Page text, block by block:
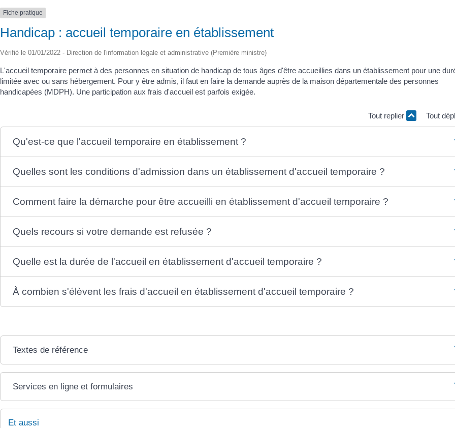
Fiche pratique
Handicap : accueil temporaire en établissement
Vérifié le 01/01/2022 - Direction de l'information légale et administrative (Première ministre)
L'accueil temporaire permet à des personnes en situation de handicap de tous âges d'être accueillies dans un établissement pour une
limitée avec ou sans hébergement. Pour y être admis, il faut en faire la demande auprès de la maison départementale des personnes
handicapées (MDPH). Une participation aux frais d'accueil est parfois exigée.
Tout replier Tout
Qu'est-ce que l'accueil temporaire en établissement ?
Quelles sont les conditions d'admission dans un établissement d'accueil temporaire ?
Comment faire la démarche pour être accueilli en établissement d'accueil temporaire ?
Quels recours si votre demande est refusée ?
Quelle est la durée de l'accueil en établissement d'accueil temporaire ?
À combien s'élèvent les frais d'accueil en établissement d'accueil temporaire ?
Textes de référence
Services en ligne et formulaires
Et aussi